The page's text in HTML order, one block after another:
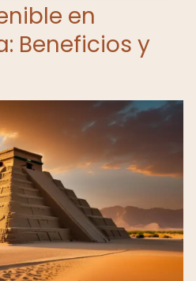
en
Beneficios y